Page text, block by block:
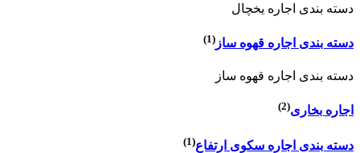
دسته بندی اجاره یخچال
دسته بندی اجاره قهوه ساز (1)
دسته بندی اجاره قهوه ساز
اجاره بخاری(2)
دسته بندی اجاره سکوی ارتفاع(1)